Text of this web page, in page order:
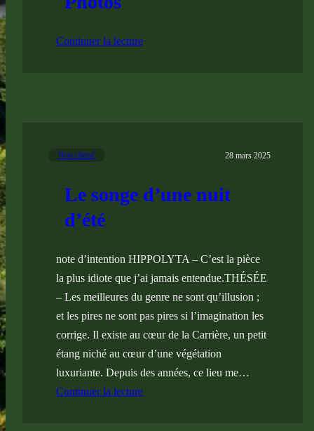
Continuer la lecture
Non classé 28 mars 2025
Le songe d’une nuit
d’été
note d’intention HIPPOLYTA – C’est la pièce
la plus idiote que j’ai jamais entendue.THÉSÉE
– Les meilleures du genre ne sont qu’illusion ;
et les pires ne sont pas pires si l’imagination les
corrige. Il existe au cœur de la Carrière, un petit
étang niché au cœur d’une végétation
luxuriante. Depuis des années, ce lieu me…
Continuer la lecture